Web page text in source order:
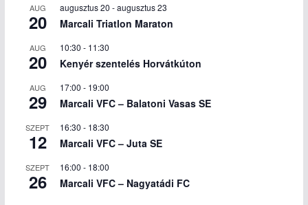
AUG
20
augusztus 20 -augusztus 23
Marcali Triatlon Maraton
AUG
20
10:30 - 11:30
Kenyér szentelés Horvátkúton
AUG
29
17:00 - 19:00
Marcali VFC – Balatoni Vasas SE
SZEPT
12
16:30 - 18:30
Marcali VFC – Juta SE
SZEPT
26
16:00 - 18:00
Marcali VFC – Nagyatádi FC